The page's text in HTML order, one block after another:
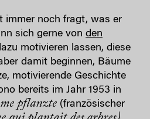
immer noch fragt, was er
sich gerne von den
motivieren lassen, diese
damit beginnen, Bäume
motivierende Geschichte
bereits im Jahr 1953 in
pflanzte (französischer